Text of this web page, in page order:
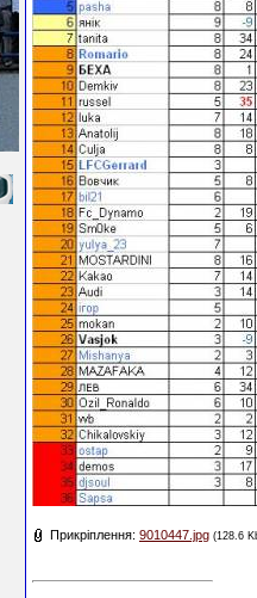
Прикріплення: 9010447.jpg (128.6